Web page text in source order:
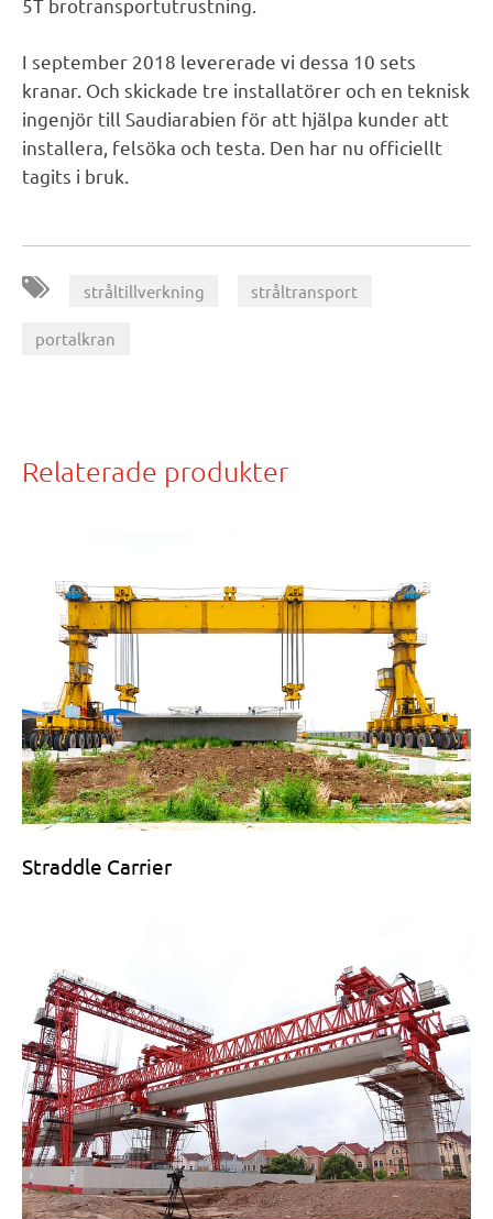
5T brotransportutrustning.
I september 2018 levererade vi dessa 10 sets
kranar. Och skickade tre installatörer och en teknisk
ingenjör till Saudiarabien för att hjälpa kunder att
installera, felsöka och testa. Den har nu officiellt
tagits i bruk.
stråltillverkning stråltransport
portalkran
Relaterade produkter
Straddle Carrier